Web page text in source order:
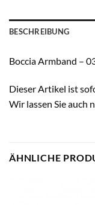
BESCHREIBUNG
Boccia Armband –
Dieser Artikel ist
Wir lassen Sie auch
ÄHNLICHE